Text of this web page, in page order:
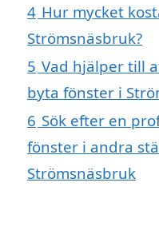
4 Hur mycket
Strömsnäsbruk?
5 Vad hjälper till
byta fönster i
6 Sök efter en
fönster i andra
Strömsnäsbruk